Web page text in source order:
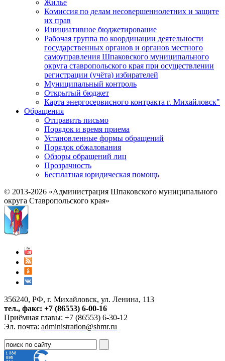
Жилье
Комиссия по делам несовершеннолетних и защите
их прав
Инициативное бюджетирование
Рабочая группа по координации деятельности
государственных органов и органов местного
самоуправления Шпаковского муниципального
округа ставропольского края при осуществлении
регистрации (учёта) избирателей
Муниципальный контроль
Открытый бюджет
Карта энергосервисного контракта г. Михайловск"
Обращения
Отправить письмо
Порядок и время приема
Установленные формы обращений
Порядок обжалования
Обзоры обращений лиц
Прозрачность
Бесплатная юридическая помощь
© 2013-2026 «Администрация Шпаковского муниципального
округа Ставропольского края»
356240, РФ, г. Михайловск, ул. Ленина, 113
тел., факс: +7 (86553) 6-00-16
Приёмная главы: +7 (86553) 6-30-12
Эл. почта: administration@shmr.ru